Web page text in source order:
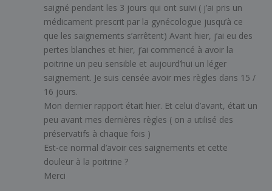
saigné pendant les 3 jours qui ont suivi ( j’ai pris un
médicament prescrit par la gynécologue jusqu’à ce
que les saignements s’arrêtent) Avant hier, j’ai eu des
pertes blanches et hier, j’ai commencé à avoir la
poitrine un peu sensible et aujourd’hui un léger
saignement. Je suis censée avoir mes règles dans 15 /
16 jours.
Mon dernier rapport était hier. Et celui d’avant, était un
peu avant mes dernières règles ( on a utilisé des
préservatifs à chaque fois )
Est-ce normal d’avoir ces saignements et cette
douleur à la poitrine ?
Merci